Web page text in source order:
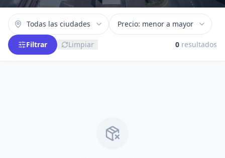
Filtrar Limpiar 0 resultados